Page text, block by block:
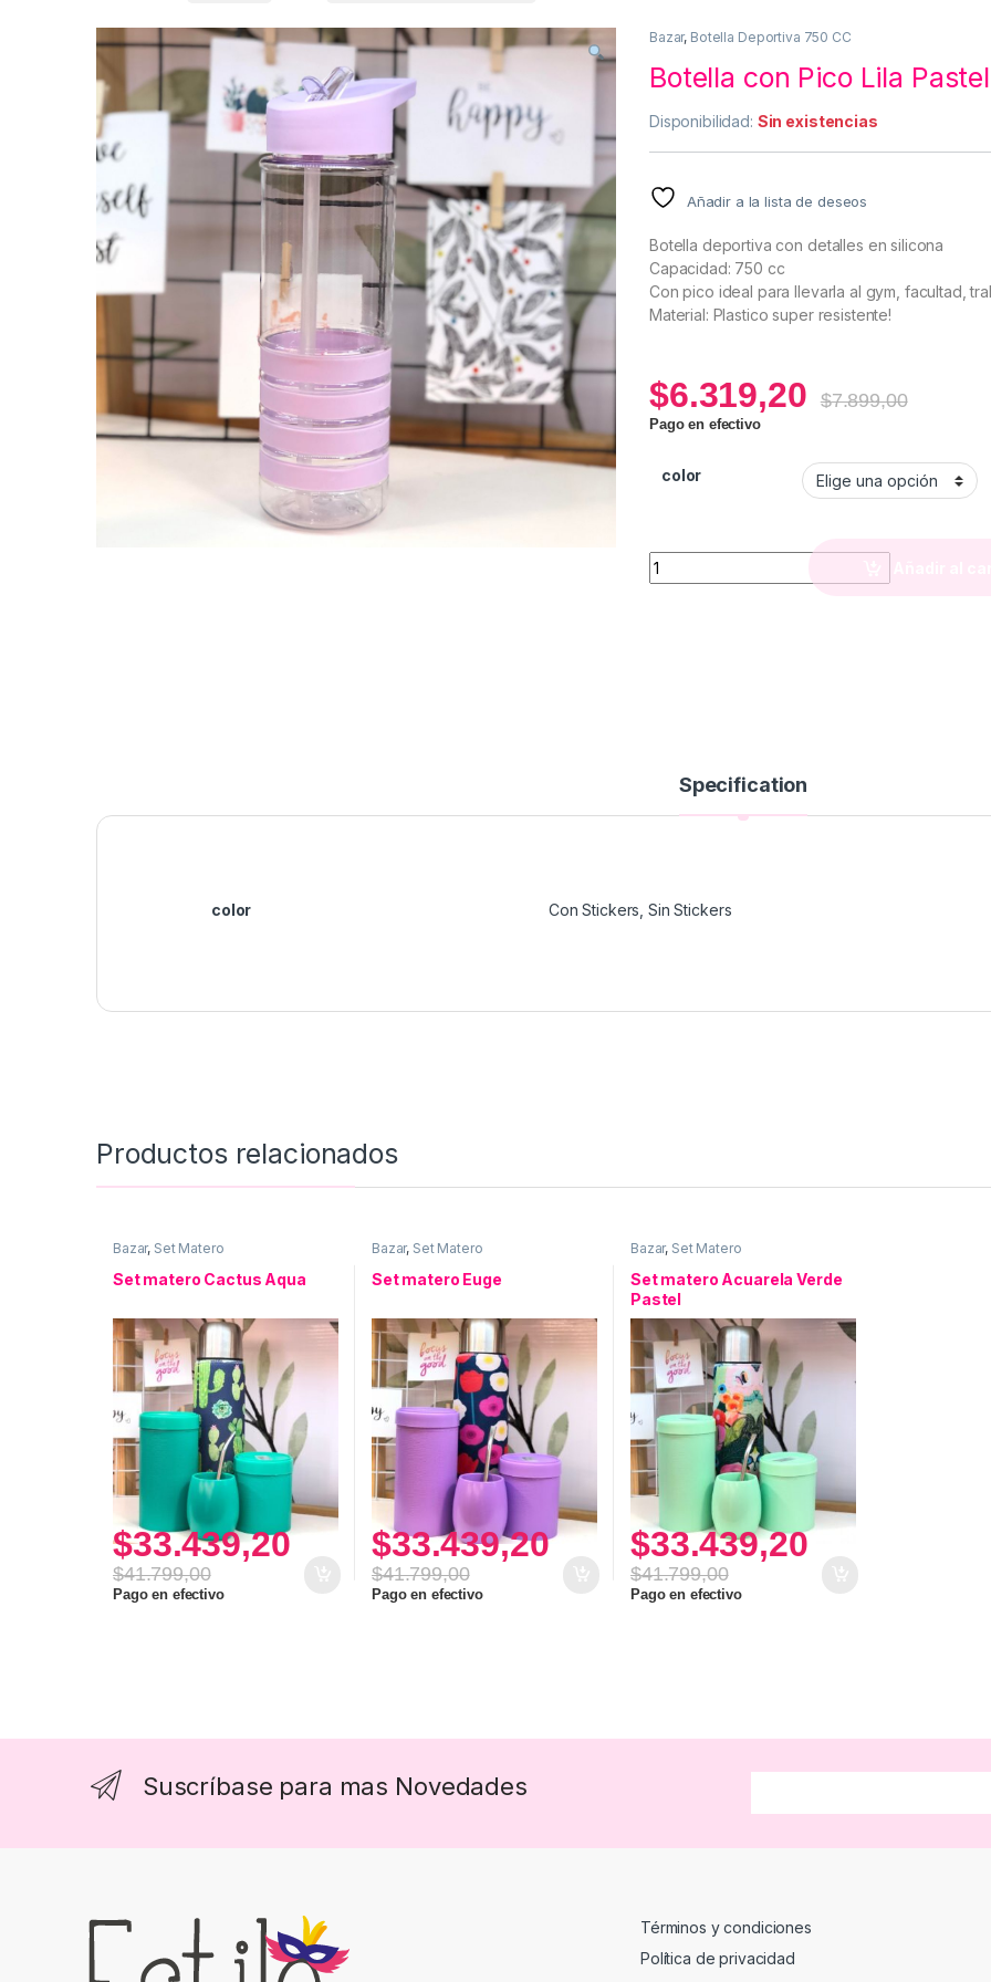
Bazar, Botella Deportiva 750 CC
Botella con Pico Lila
Disponibilidad: Sin existencias
Añadir a la lista de deseos
Botella deportiva con detalles en silicona
Capacidad: 750 cc
Con pico ideal para llevarla al gym, facultad,
Material: Plastico super resistente!
$6.319,20 $7.899,00
Pago en efectivo
color
Botella con Pico Lila Pastel (750cc) quantity
Specification
color Con Stickers, Sin Stickers
Productos relacionados
Bazar, Set Matero
Set matero Cactus Aqua
$33.439,20
$41.799,00
Pago en efectivo
Bazar, Set Matero
Set matero Euge
$33.439,20
$41.799,00
Pago en efectivo
Bazar, Set Matero
Set matero Acuarela Verde
Pastel
$33.439,20
$41.799,00
Pago en efectivo
Suscríbase para mas Novedades
Términos y condiciones
Política de privacidad